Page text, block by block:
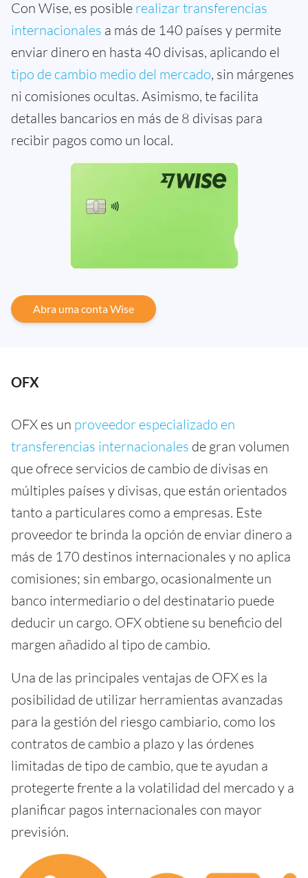
Con Wise, es posible realizar transferencias
internacionales a más de 140 países y permite
enviar dinero en hasta 40 divisas, aplicando el
tipo de cambio medio del mercado, sin márgenes
ni comisiones ocultas. Asimismo, te facilita
detalles bancarios en más de 8 divisas para
recibir pagos como un local.
Abra uma conta Wise
OFX
OFX es un proveedor especializado en
transferencias internacionales de gran volumen
que ofrece servicios de cambio de divisas en
múltiples países y divisas, que están orientados
tanto a particulares como a empresas. Este
proveedor te brinda la opción de enviar dinero a
más de 170 destinos internacionales y no aplica
comisiones; sin embargo, ocasionalmente un
banco intermediario o del destinatario puede
deducir un cargo. OFX obtiene su beneficio del
margen añadido al tipo de cambio.
Una de las principales ventajas de OFX es la
posibilidad de utilizar herramientas avanzadas
para la gestión del riesgo cambiario, como los
contratos de cambio a plazo y las órdenes
limitadas de tipo de cambio, que te ayudan a
protegerte frente a la volatilidad del mercado y a
planificar pagos internacionales con mayor
previsión.